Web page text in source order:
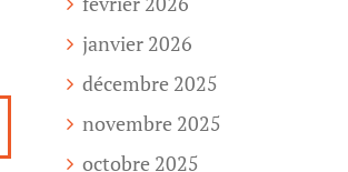
janvier 2026
décembre 2025
novembre 2025
octobre 2025